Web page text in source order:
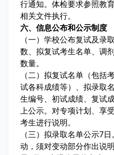
行通知。体检要求参照教
相关文件执行。
六、信息公布和公示制度
（一）学校公布复试及录
数、拟复试考生名单、调
数量。
（二）拟复试名单（包括
试各科成绩等）、拟录取
生编号、初试成绩、复试
上公示。对专项计划、享
考生进行说明。
（三）拟录取名单公示7
动，须对变动部分作出说